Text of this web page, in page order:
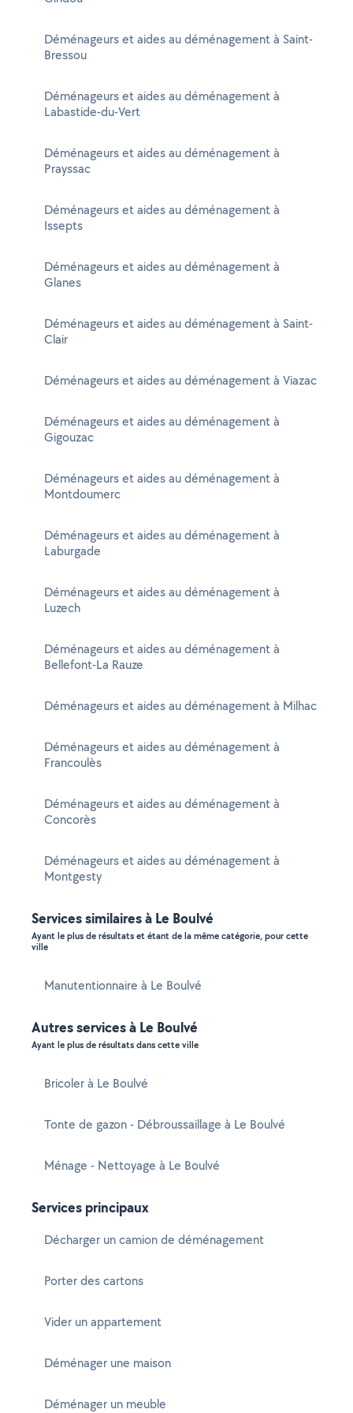
Déménageurs et aides au déménagement à Saint-
Bressou
Déménageurs et aides au déménagement à
Labastide-du-Vert
Déménageurs et aides au déménagement à
Prayssac
Déménageurs et aides au déménagement à
Issepts
Déménageurs et aides au déménagement à
Glanes
Déménageurs et aides au déménagement à Saint-
Clair
Déménageurs et aides au déménagement à Viazac
Déménageurs et aides au déménagement à
Gigouzac
Déménageurs et aides au déménagement à
Montdoumerc
Déménageurs et aides au déménagement à
Laburgade
Déménageurs et aides au déménagement à
Luzech
Déménageurs et aides au déménagement à
Bellefont-La Rauze
Déménageurs et aides au déménagement à Milhac
Déménageurs et aides au déménagement à
Francoulès
Déménageurs et aides au déménagement à
Concorès
Déménageurs et aides au déménagement à
Montgesty
Services similaires à Le Boulvé
Ayant le plus de résultats et étant de la même catégorie, pour cette
ville
Manutentionnaire à Le Boulvé
Autres services à Le Boulvé
Ayant le plus de résultats dans cette ville
Bricoler à Le Boulvé
Tonte de gazon - Débroussaillage à Le Boulvé
Ménage - Nettoyage à Le Boulvé
Services principaux
Décharger un camion de déménagement
Porter des cartons
Vider un appartement
Déménager une maison
Déménager un meuble